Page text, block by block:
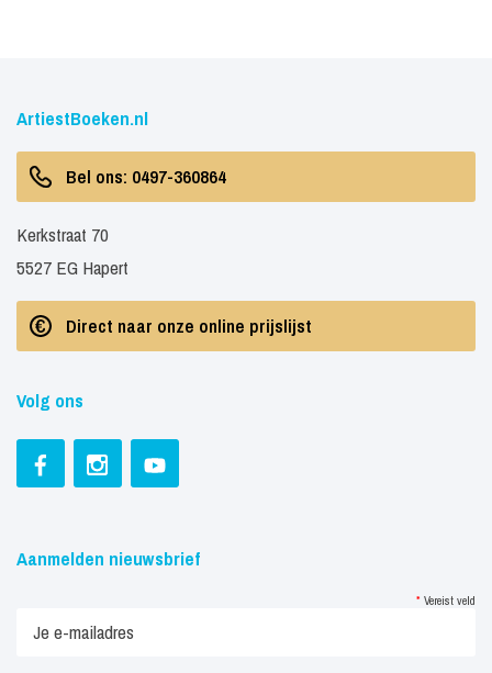
ArtiestBoeken.nl
Bel ons: 0497-360864
Kerkstraat 70
5527 EG Hapert
Direct naar onze online prijslijst
Volg ons
Aanmelden nieuwsbrief
* Vereist veld